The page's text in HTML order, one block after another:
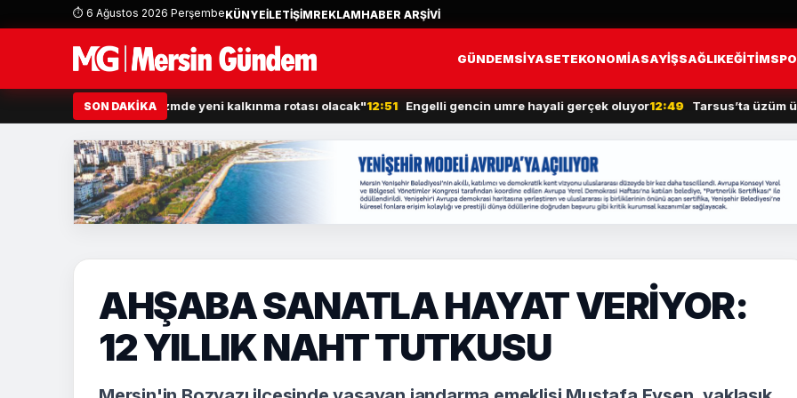
⏱ 6 Ağustos 2026 PerşembeKÜNYEİLETİŞİMREKLAMHABER ARŞİVİ
GÜNDEMSİYASETEKONOMİASAYİŞSAĞLIKEĞİTİM
SON DAKİKA
Yolu, Mersin’in turizmde yeni kalkınma rotası olacak"12:51 Engelli gencin umre hayali gerçek oluyor 12:49 Tarsus’ta üzüm
AHŞABA SANATLA HAYAT VERİYOR:
12 YILLIK NAHT TUTKUSU